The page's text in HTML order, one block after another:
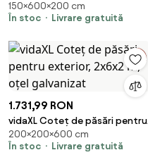
alergare 6x2x1,5 m otel
galvanizat
150×600×200 cm
În stoc
Livrare gratuită
1.731,99 RON
vidaXL Coteț de păsări pentru
exterior, 2x6x2 m, oțel
galvanizat
200×200×600 cm
În stoc
Livrare gratuită